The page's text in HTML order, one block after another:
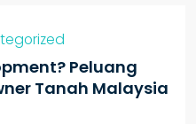
Peluang
Tanah Malaysia